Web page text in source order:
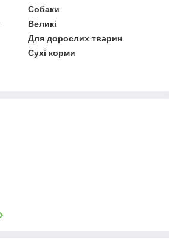
Собаки
Великі
Для дорослих тварин
Сухі корми